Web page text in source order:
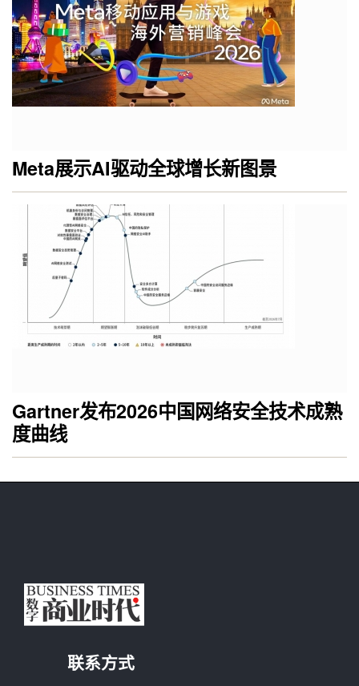
Meta展示AI驱动全球增长新图景
Gartner发布2026中国网络安全技术成熟
度曲线
联系方式